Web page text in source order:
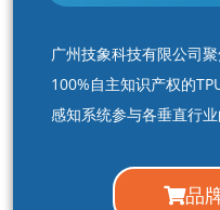
广州技象科技有限公司
100%自主知识产权的
感知系统参与各垂直行
品